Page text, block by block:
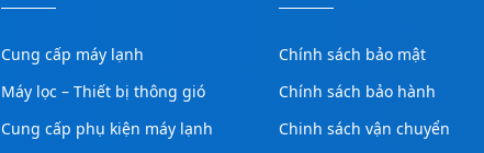
Cung cấp máy lạnh
Máy lọc – Thiết bị thông gió
Cung cấp phụ kiện máy lạnh
Chính sách bảo mật
Chính sách bảo hành
Chinh sách vận chuyển